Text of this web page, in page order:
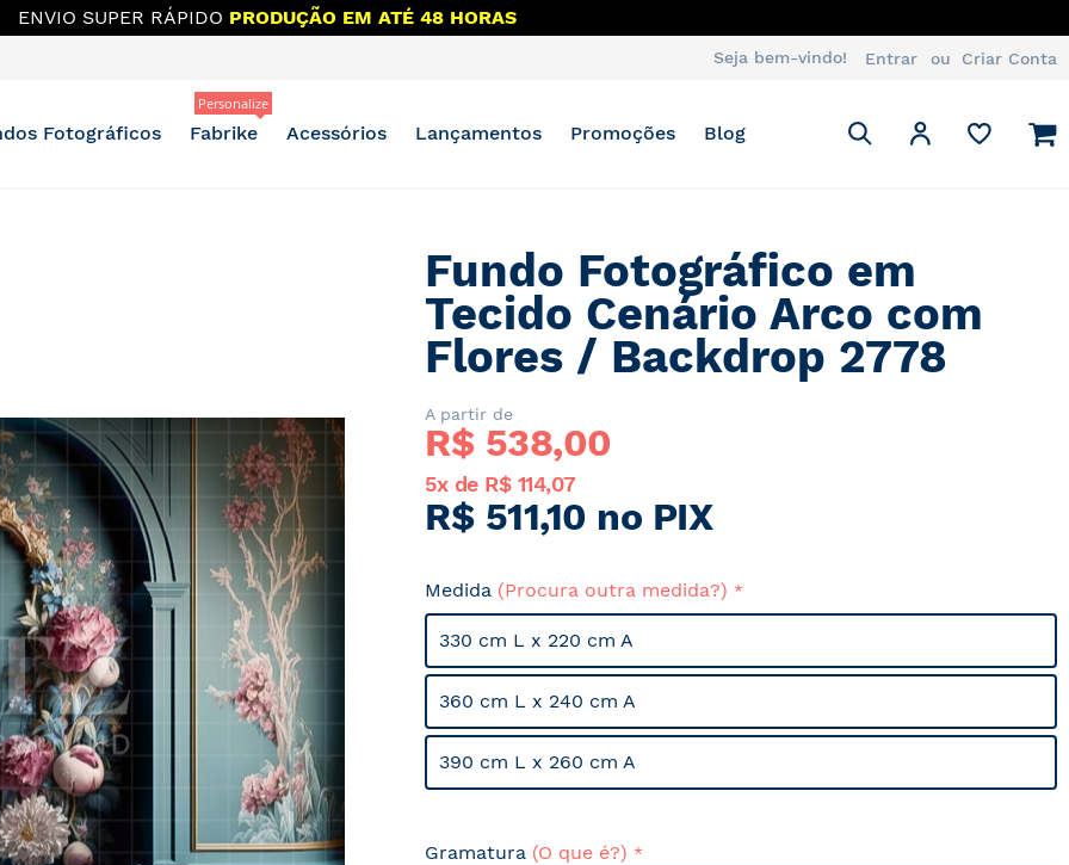
ENVIO SUPER RÁPIDO PRODUÇÃO EM ATÉ 48 HORAS
Seja bem-vindo! Entrar Criar Conta
Fotográficos Fabrike
Personalize
Acessórios Lançamentos Promoções Blog
Pesquisa
Pesquisa
Minha Conta
Fundo Fotográfico em
Tecido Cenário Arco com
Flores / Backdrop 2778
A partir de
R$ 538,00
5x de R$ 114,07
R$ 511,10 no PIX
Medida (Procura outra medida?)
330 cm L x 220 cm A
360 cm L x 240 cm A
390 cm L x 260 cm A
Gramatura (O que é?)